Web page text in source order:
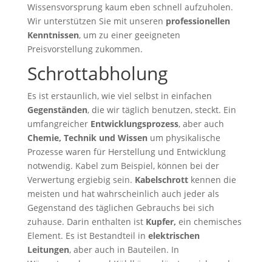
Wissensvorsprung kaum eben schnell aufzuholen.
Wir unterstützen Sie mit unseren professionellen
Kenntnissen, um zu einer geeigneten
Preisvorstellung zukommen.
Schrottabholung
Es ist erstaunlich, wie viel selbst in einfachen
Gegenständen, die wir täglich benutzen, steckt. Ein
umfangreicher Entwicklungsprozess, aber auch
Chemie, Technik und Wissenum physikalische
Prozesse waren für Herstellung und Entwicklung
notwendig. Kabel zum Beispiel, können bei der
Verwertung ergiebig sein. Kabelschrottkennen die
meisten und hat wahrscheinlich auch jeder als
Gegenstand des täglichen Gebrauchs bei sich
zuhause. Darin enthalten ist Kupfer, ein chemisches
Element. Es ist Bestandteil in elektrischen
Leitungen, aber auch in Bauteilen. In